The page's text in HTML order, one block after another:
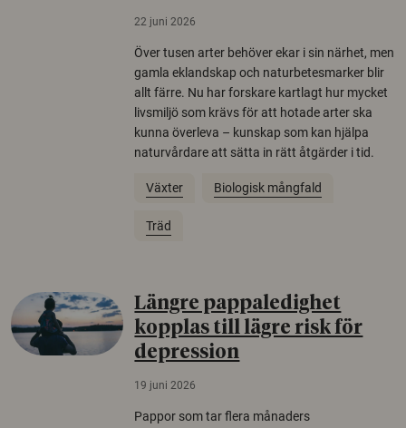
22 juni 2026
Över tusen arter behöver ekar i sin närhet, men
gamla eklandskap och naturbetesmarker blir
allt färre. Nu har forskare kartlagt hur mycket
livsmiljö som krävs för att hotade arter ska
kunna överleva – kunskap som kan hjälpa
naturvårdare att sätta in rätt åtgärder i tid.
Växter Biologisk mångfald
Träd
Längre pappaledighet
kopplas till lägre risk för
depression
19 juni 2026
Pappor som tar flera månaders